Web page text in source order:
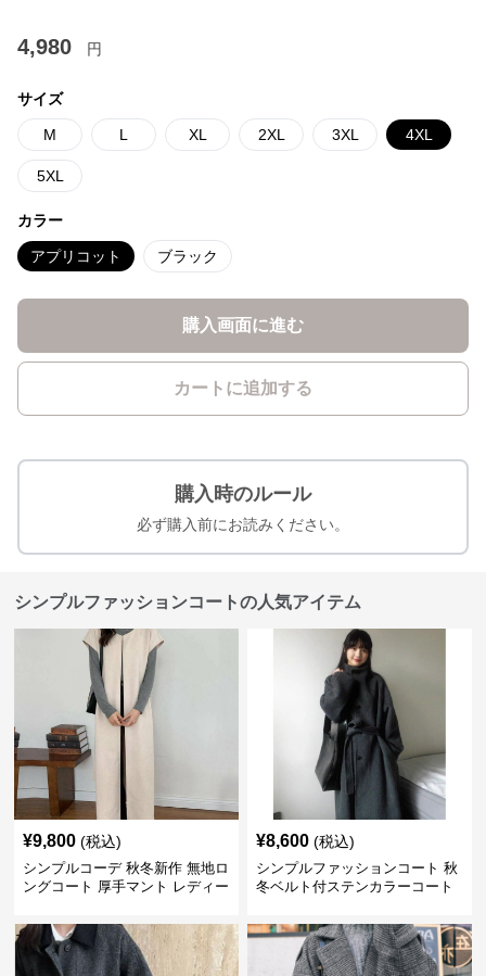
4,980 円
サイズ
M L XL 2XL 3XL 4XL
5XL
カラー
アプリコット ブラック
購入画面に進む
カートに追加する
購入時のルール
必ず購入前にお読みください。
シンプルファッションコートの人気アイテム
¥9,800 (税込)
シンプルコーデ 秋冬新作 無地ロ
ングコート 厚手マント レディー
¥8,600 (税込)
シンプルファッションコート 秋
冬ベルト付ステンカラーコート